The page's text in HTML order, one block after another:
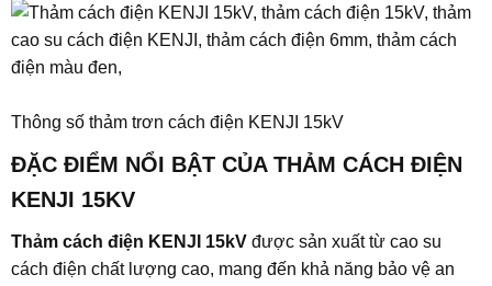
Thông số thảm trơn cách điện KENJI 15kV
ĐẶC ĐIỂM NỔI BẬT CỦA THẢM CÁCH ĐIỆN
KENJI 15KV
Thảm cách điện KENJI 15kV được sản xuất từ cao su
cách điện chất lượng cao, mang đến khả năng bảo vệ an